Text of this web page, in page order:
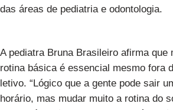
das áreas de pediatria e odontologia.
A pediatra Bruna Brasileiro afirma que
rotina básica é essencial mesmo fora
letivo. “Lógico que a gente pode sair
horário, mas mudar muito a rotina do